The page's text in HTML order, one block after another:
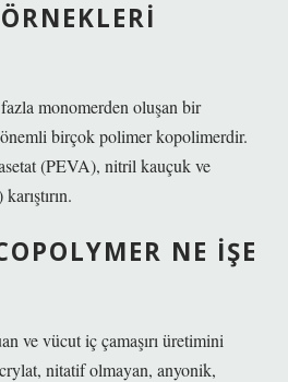
monomerden oluşan bir
birçok polimer kopolimerdir.
(PEVA), nitril kauçuk ve
NE IŞE
ve vücut iç çamaşırı üretimini
nitatif olmayan, anyonik,